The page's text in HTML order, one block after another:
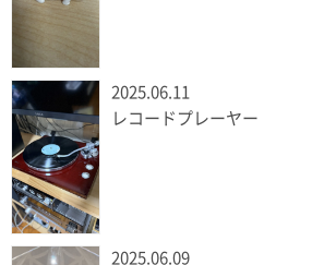
2025.06.11
レコードプレーヤー
2025.06.09